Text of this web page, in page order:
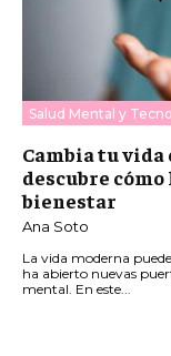
Salud Mental y
Cambia tu vida
descubre
bienestar
Ana Soto
La vida moderna
ha abierto nuevas
mental. En este...